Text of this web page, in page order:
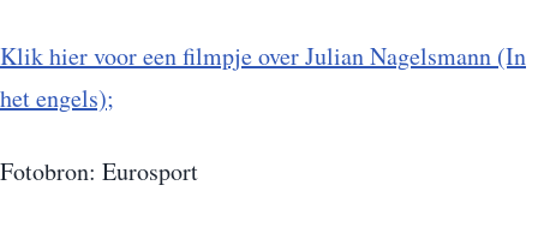
Klik hier voor een filmpje over Julian Nagelsmann (In
het engels);
Fotobron: Eurosport